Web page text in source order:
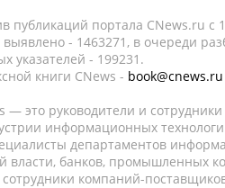
публикаций портала CNews.ru c
- 1463271, в очереди
указателей - 199231.
книги CNews - book@cnews.ru
— это руководители и
информационных
департаментов
власти, банков, промышленных
компаний-